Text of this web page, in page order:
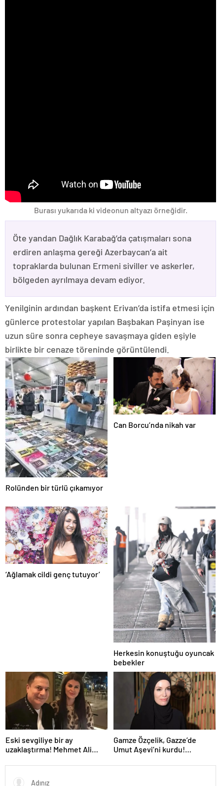
Burası yukarıda ki videonun altyazı örneğidir.
Öte yandan Dağlık Karabağ’da çatışmaları sona
erdiren anlaşma gereği Azerbaycan’a ait
topraklarda bulunan Ermeni siviller ve askerler,
bölgeden ayrılmaya devam ediyor.
Yenilginin ardından başkent Erivan’da istifa etmesi için
günlerce protestolar yapılan Başbakan Paşinyan ise
uzun süre sonra cepheye savaşmaya giden eşiyle
birlikte bir cenaze töreninde görüntülendi.
Rolünden bir türlü çıkamıyor
Can Borcu’nda nikah var
‘Ağlamak cildi genç tutuyor’
Herkesin konuştuğu oyuncak
bebekler
Eski sevgiliye bir ay
uzaklaştırma! Mehmet Ali
hakaret etti
Gamze Özçelik, Gazze’de
Umut Aşevi’ni kurdu!
içinde mücadelemiz devam